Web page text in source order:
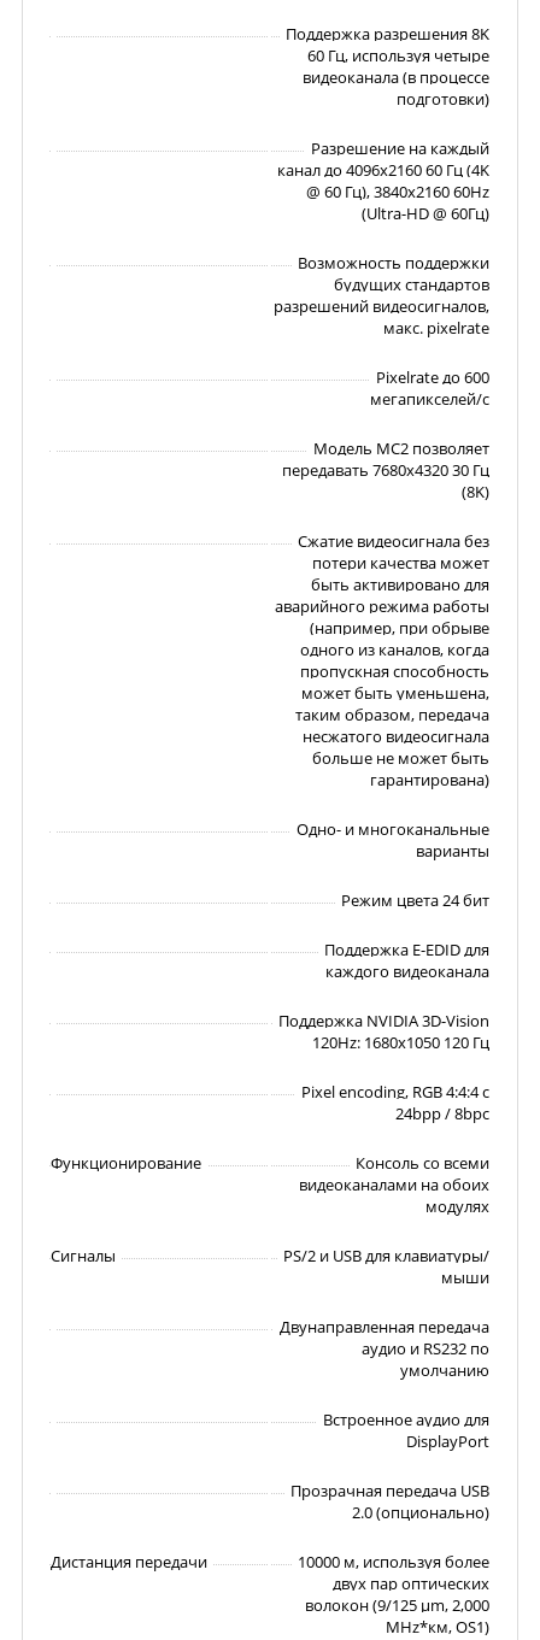
Поддержка разрешения 8K
60 Гц, используя четыре
видеоканала (в процессе
подготовки)
Разрешение на каждый
канал до 4096x2160 60 Гц (4K
@ 60 Гц), 3840x2160 60Hz
(Ultra-HD @ 60Гц)
Возможность поддержки
будущих стандартов
разрешений видеосигналов,
макс. pixelrate
Pixelrate до 600
мегапикселей/с
Модель MC2 позволяет
передавать 7680x4320 30 Гц
(8K)
Сжатие видеосигнала без
потери качества может
быть активировано для
аварийного режима работы
(например, при обрыве
одного из каналов, когда
пропускная способность
может быть уменьшена,
таким образом, передача
несжатого видеосигнала
больше не может быть
гарантирована)
Одно- и многоканальные
варианты
Режим цвета 24 бит
Поддержка E-EDID для
каждого видеоканала
Поддержка NVIDIA 3D-Vision
120Hz: 1680x1050 120 Гц
Pixel encoding, RGB 4:4:4 с
24bpp / 8bpc
Функционирование
Консоль со всеми
видеоканалами на обоих
модулях
Сигналы
PS/2 и USB для клавиатуры/
мыши
Двунаправленная передача
аудио и RS232 по
умолчанию
Встроенное аудио для
DisplayPort
Прозрачная передача USB
2.0 (опционально)
Дистанция передачи
10000 м, используя более
двух пар оптических
волокон (9/125 µm, 2,000
MHz*км, OS1)